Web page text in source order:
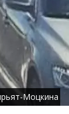
Моцкина